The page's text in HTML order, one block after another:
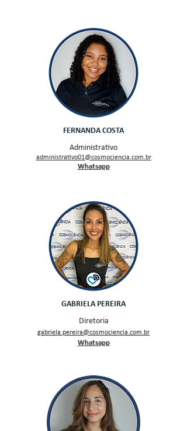
FERNANDA COSTA
Administrativo
administrativo01@cosmociencia.com.br
Whatsapp
GABRIELA PEREIRA
Diretoria
gabriela.pereira@cosmociencia.com.br
Whatsapp